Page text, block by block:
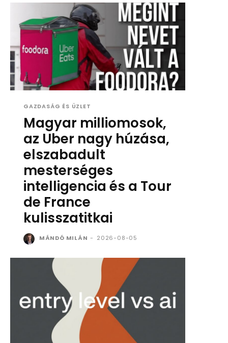
GAZDASÁG ÉS ÜZLET
Magyar milliomosok,
az Uber nagy húzása,
elszabadult
mesterséges
intelligencia és a Tour
de France
kulisszatitkai
MÁNDÓ MILÁN - 2026-08-05